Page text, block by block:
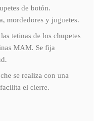
de botón.
mordedores y juguetes.
tetinas de los chupetes
MAM. Se fija
se realiza con una
el cierre.